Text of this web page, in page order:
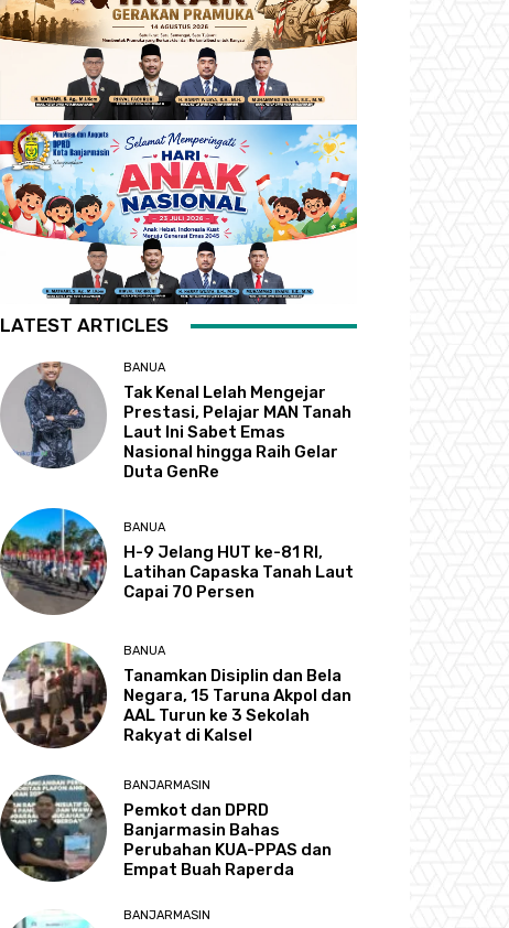
LATEST ARTICLES
BANUA
Tak Kenal Lelah Mengejar
Prestasi, Pelajar MAN Tanah
Laut Ini Sabet Emas
Nasional hingga Raih Gelar
Duta GenRe
BANUA
H-9 Jelang HUT ke-81 RI,
Latihan Capaska Tanah Laut
Capai 70 Persen
BANUA
Tanamkan Disiplin dan Bela
Negara, 15 Taruna Akpol dan
AAL Turun ke 3 Sekolah
Rakyat di Kalsel
BANJARMASIN
Pemkot dan DPRD
Banjarmasin Bahas
Perubahan KUA-PPAS dan
Empat Buah Raperda
BANJARMASIN